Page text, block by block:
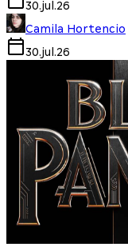
30.jul.26
Camila Hortencio
30.jul.26